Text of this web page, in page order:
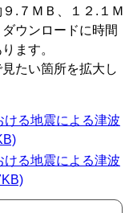
.７ＭＢ、１２.１Ｍ
ウンロードに時間
ます。
たい箇所を拡大し
る地震による津波
る地震による津波